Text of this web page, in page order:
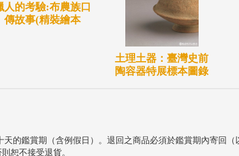
人的考驗:布農族口
傳故事(精裝繪本
土理土器：臺灣史前
陶容器特展標本圖錄
的鑑賞期（含例假日）。退回之商品必須於鑑賞期內寄回
恕不接受退貨。